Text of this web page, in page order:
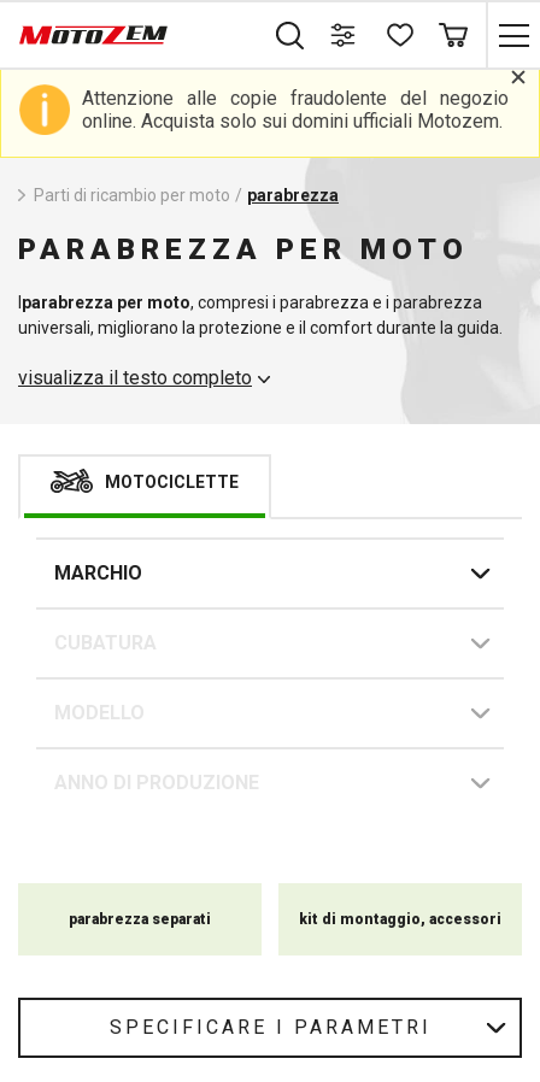
Attenzione alle copie fraudolente del negozio
online. Acquista solo sui domini ufficiali Motozem.
Parti di ricambio per moto / parabrezza
PARABREZZA PER MOTO
parabrezza per moto, compresi i parabrezza e i parabrezza
universali, migliorano la protezione e il comfort durante la guida.
soddisfano i più elevati standard di qualità e durata. Consigliamo
visualizza il testo completo
MOTOCICLETTE
MARCHIO
CUBATURA
MODELLO
ANNO DI PRODUZIONE
parabrezza separati kit di montaggio, accessori
SPECIFICARE I PARAMETRI